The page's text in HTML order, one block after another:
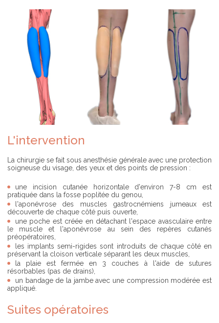
L'intervention
La chirurgie se fait sous anesthésie générale avec une protection
soigneuse du visage, des yeux et des points de pression :
une incision cutanée horizontale d'environ 7-8 cm est
pratiquée dans la fosse poplitée du genou,
l'aponévrose des muscles gastrocnémiens jumeaux est
découverte de chaque côté puis ouverte,
une poche est créée en détachant l'espace avasculaire entre
le muscle et l'aponévrose au sein des repères cutanés
préopératoires,
les implants semi-rigides sont introduits de chaque côté en
préservant la cloison verticale séparant les deux muscles,
la plaie est fermée en 3 couches à l'aide de sutures
résorbables (pas de drains),
un bandage de la jambe avec une compression modérée est
appliqué.
Suites opératoires